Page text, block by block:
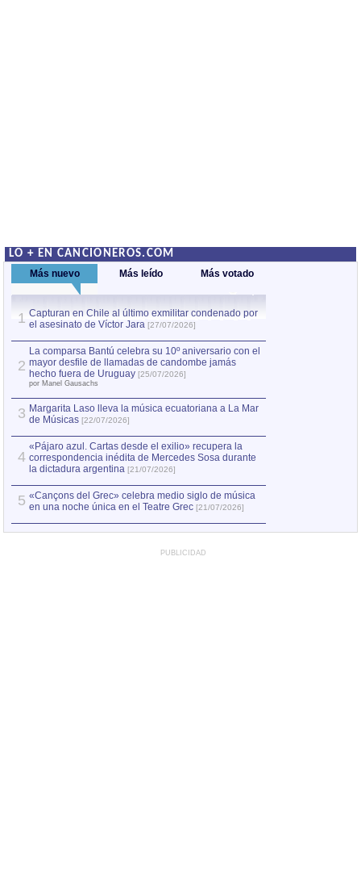
LO + EN CANCIONEROS.COM
Más nuevo Más leído Más votado
1 Capturan en Chile al último exmilitar condenado por
el asesinato de Víctor Jara [27/07/2026]
2
La comparsa Bantú celebra su 10º aniversario con el
mayor desfile de llamadas de candombe jamás
hecho fuera de Uruguay [25/07/2026]
por Manel Gausachs
3 Margarita Laso lleva la música ecuatoriana a La Mar
de Músicas [22/07/2026]
4
«Pájaro azul. Cartas desde el exilio» recupera la
correspondencia inédita de Mercedes Sosa durante
la dictadura argentina [21/07/2026]
5 «Cançons del Grec» celebra medio siglo de música
en una noche única en el Teatre Grec [21/07/2026]
PUBLICIDAD